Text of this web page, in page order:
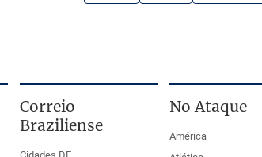
Correio
Braziliense
No Ataque
América